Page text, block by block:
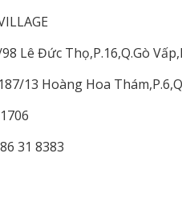
Lê Đức Thọ,P.16,Q.Gò
13 Hoàng Hoa
31 8383